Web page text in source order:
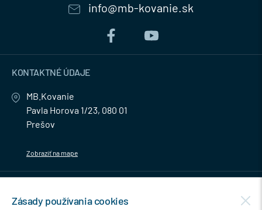
info@mb-kovanie.sk
KONTAKTNÉ ÚDAJE
MB.Kovanie
Pavla Horova 1/23, 080 01
Prešov
Zobraziť na mape
Zásady používania cookies